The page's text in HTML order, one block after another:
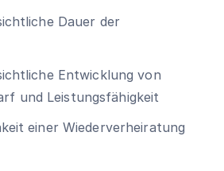
Dauer der
Entwicklung von
und Leistungsfähigkeit
einer Wiederverheiratung